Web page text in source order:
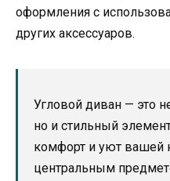
оформления с
других аксессуаров.
Угловой диван — это
но и стильный
комфорт и уют вашей
центральным